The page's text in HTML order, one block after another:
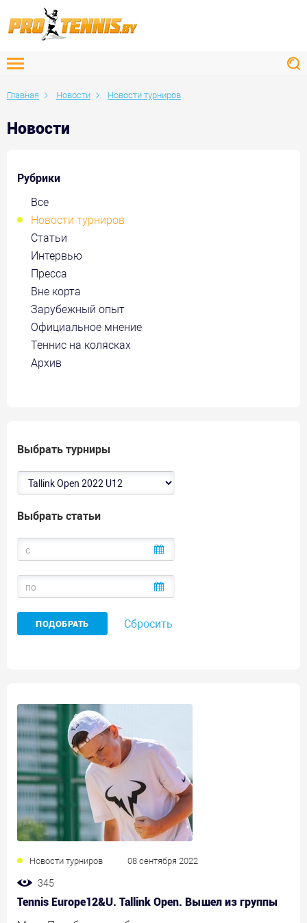
Главная Новости Новости турниров
Новости
Рубрики
Все
Новости турниров
Статьи
Интервью
Пресса
Вне корта
Зарубежный опыт
Официальное мнение
Теннис на колясках
Архив
Выбрать турниры
Выбрать статьи
Сбросить
Новости турниров 08 сентября 2022
345
Tennis Europe12&U. Tallink Open. Вышел из группы